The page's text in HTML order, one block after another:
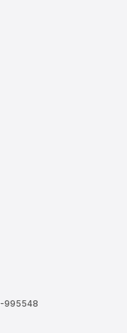
995548